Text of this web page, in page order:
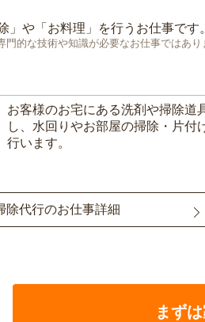
」や「 お料理 」を行うお仕事で
的な技術や知識が必要なお仕事ではあり
お客様のお宅にある洗剤や掃除道
し、水回りやお部屋の掃除・片付
行います。
除代行のお仕事詳細
まず